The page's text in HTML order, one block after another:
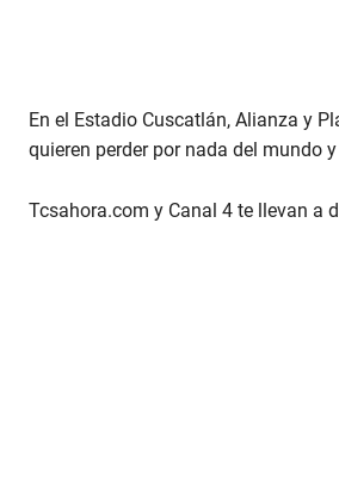
En el Estadio Cuscatlán, Alianza y
quieren perder por nada del mundo
Tcsahora.com y Canal 4 te llevan a